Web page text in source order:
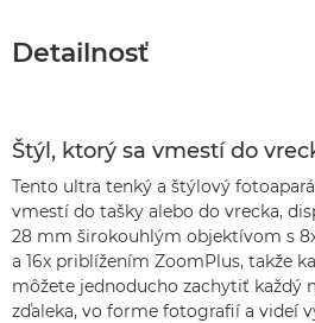
Detailnosť
Štýl, ktorý sa vmestí do
Tento ultra tenký a štýlový
vmestí do tašky alebo do vrecka,
28 mm širokouhlým objektívom s
a 16x priblížením ZoomPlus, takže
môžete jednoducho zachytiť každý
zďaleka, vo forme fotografií a videí